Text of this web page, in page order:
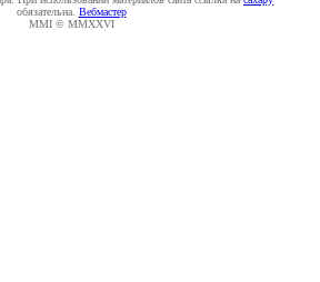
обязательна. Вебмастер
MMI © MMXXVI